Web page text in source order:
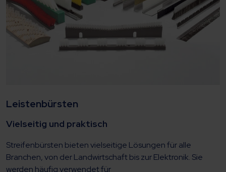
Leistenbürsten
Vielseitig und praktisch
Streifenbürsten bieten vielseitige Lösungen für alle
Branchen, von der Landwirtschaft bis zur Elektronik. Sie
werden häufig verwendet für